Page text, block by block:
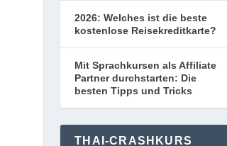
2026: Welches ist die beste
kostenlose Reisekreditkarte?
Mit Sprachkursen als Affiliate
Partner durchstarten: Die
besten Tipps und Tricks
THAI-CRASHKURS